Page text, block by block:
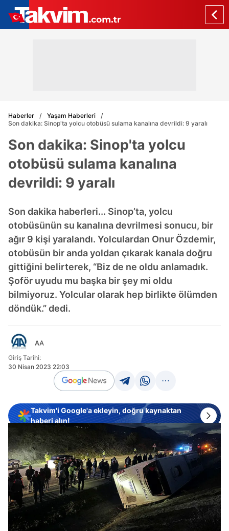
Haberler
Yaşam Haberleri
Son dakika: Sinop'ta yolcu otobüsü sulama kanalına devrildi: 9 yaralı
Son dakika: Sinop'ta yolcu
otobüsü sulama kanalına
devrildi: 9 yaralı
Son dakika haberleri... Sinop’ta, yolcu
otobüsünün su kanalına devrilmesi sonucu, bir
ağır 9 kişi yaralandı. Yolculardan Onur Özdemir,
otobüsün bir anda yoldan çıkarak kanala doğru
gittiğini belirterek, “Biz de ne oldu anlamadık.
Şoför uyudu mu başka bir şey mi oldu
bilmiyoruz. Yolcular olarak hep birlikte ölümden
döndük.” dedi.
AA
Giriş Tarihi:
30 Nisan 2023 22:03
Takvim'i Google'a ekleyin, doğru kaynaktan
haberi alın!